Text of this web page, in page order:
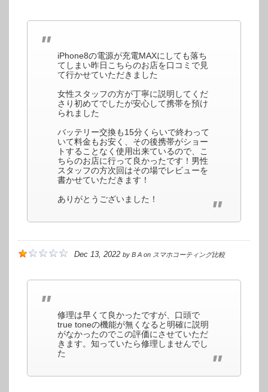
iPhone8の電源が充電MAXにしても落ち
てしまい昨日こちらのお店を口コミで見
て行かせていただきました
女性スタッフの方が丁寧に説明してくだ
さり初めてでしたが安心して携帯を預け
られました
バッテリー交換も15分くらいで終わって
いて料金もお安く、その後携帯がショー
トすることなく使用出来ているので、こ
ちらのお店に行って良かったです！男性
スタッフの方次回はその場でレビューを
書かせていただきます！
ありがとうございました！
Dec 13, 2022 by B A on スマホコーティング比較
修理は早くて良かったですが、口頭で
true toneの機能が無くなると明確に説明
がなかったのでこの評価にさせていただ
きます。知っていたら修理しませんでし
た